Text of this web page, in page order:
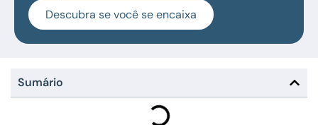
Descubra se você se encaixa
Sumário